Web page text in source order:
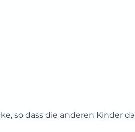
so dass die anderen Kinder